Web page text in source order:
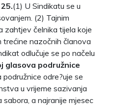
(1) U Sindikatu se u
(2) Tajnim
zahtjev čelnika tijela koje
trećine nazočnih članova
odlučuje se po načelu
glasova podružnice
odre?uje se
u vrijeme sazivanja
a najranije mjesec